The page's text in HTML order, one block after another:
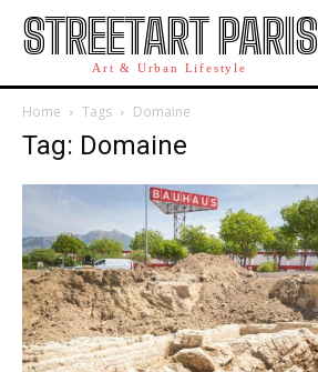
STREETART PARIS
Art & Urban Lifestyle
Home Tags Domaine
Tag: Domaine